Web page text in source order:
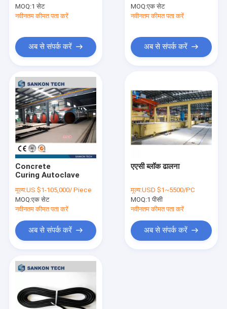
ब्लॉक ईंट मशीन
मोबाइल कंक्रीट ब्लॉक बनाने की मशीन
एएसी मशीन ओवरवर्ट टेबल
MOQ:1 सेट
नवीनतम कीमत पता करें
अब से संपर्क करें
MOQ:एक सेट
नवीनतम कीमत पता करें
अब से संपर्क करें
Concrete
Curing Autoclave
मूल्य:US $1-105,000/ Piece
MOQ:एक सेट
नवीनतम कीमत पता करें
अब से संपर्क करें
एएसी ब्लॉक ढालना
मूल्य:USD $1~5500/PC
MOQ:1 पीसी
नवीनतम कीमत पता करें
अब से संपर्क करें